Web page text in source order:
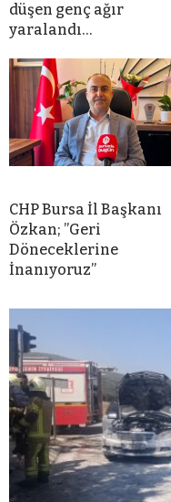
düşen genç ağır
yaralandı…
CHP Bursa İl Başkanı
Özkan; ”Geri
Döneceklerine
İnanıyoruz”